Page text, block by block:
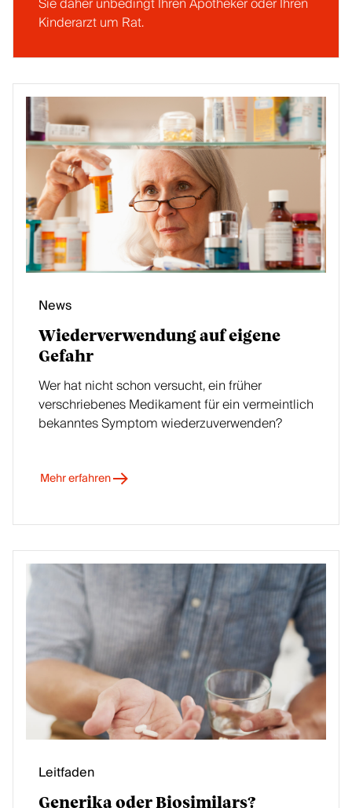
Kinderarzt um Rat.
News
Wiederverwendung auf eigene
Gefahr
Wer hat nicht schon versucht, ein früher
verschriebenes Medikament für ein vermeintlich
bekanntes Symptom wiederzuverwenden?
Mehr erfahren
Leitfaden
Generika oder Biosimilars?